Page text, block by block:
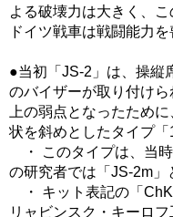
よる破壊力は大きく、
ドイツ戦車は戦闘能力
●当初「JS-2」は、操縦
のバイザーが取り付け
上の弱点となったため
状を斜めとしたタイプ
・ このタイプは、当
の研究者では「JS-2m」
・ キット表記の「
リャビンスク・キーロ